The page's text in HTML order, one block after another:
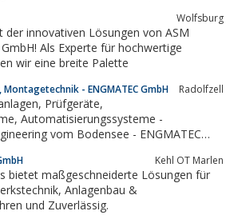
renommierten Kunden erarbeitet.
Wolfsburg
der innovativen Lösungen von ASM
Als Experte für hochwertige
wir eine breite Palette
- ENGMATEC GmbH Radolfzell
-
vom Bodensee - ENGMATEC
Kehl OT Marlen
bietet maßgeschneiderte Lösungen für
und Zuverlässig.